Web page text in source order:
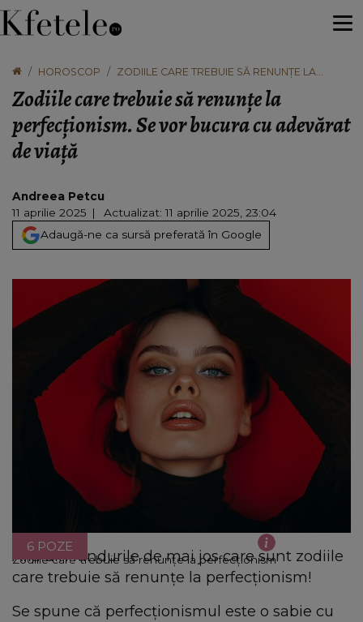
HOROSCOP
ZODIILE CARE TREBUIE SĂ RENUNȚE LA
ADEVĂRAT DE VIAȚĂ
Zodiile care trebuie să renunțe la
perfecționism. Se vor bucura cu adevărat
de viață
Andreea Petcu
11 aprilie 2025
Actualizat: 11 aprilie 2025, 23:04
Adaugă-ne ca sursă preferată în Google
Zodiile care trebuie să renunțe la perfecționism
6 POZE
Află din rândurile de mai jos care sunt zodiile
care trebuie să renunțe la perfecționism!
Se spune că perfecționismul este o sabie cu